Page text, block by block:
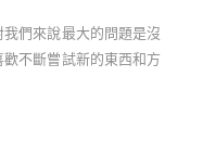
們來說最大的問題是沒
不斷嘗試新的東西和方